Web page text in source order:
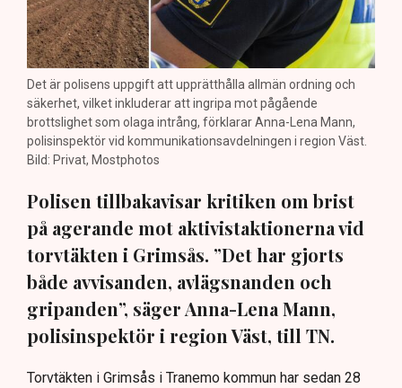
Det är polisens uppgift att upprätthålla allmän ordning och
säkerhet, vilket inkluderar att ingripa mot pågående
brottslighet som olaga intrång, förklarar Anna-Lena Mann,
polisinspektör vid kommunikationsavdelningen i region Väst.
Bild: Privat, Mostphotos
Polisen tillbakavisar kritiken om brist
på agerande mot aktivistaktionerna vid
torvtäkten i Grimsås. ”Det har gjorts
både avvisanden, avlägsnanden och
gripanden”, säger Anna-Lena Mann,
polisinspektör i region Väst, till TN.
Torvtäkten i Grimsås i Tranemo kommun har sedan 28